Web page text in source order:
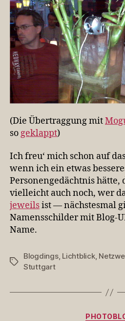
(Die Übertraggung mit
so geklappt)
Ich freu‘ mich schon auf
wenn ich ein etwas
Personengedächtnis
vielleicht auch noch, wer
jeweilsist — nächstesmal
Namensschilder mit Blog-
Name.
Schlagwörter
Blogdings, Lichtblick,
Stuttgart